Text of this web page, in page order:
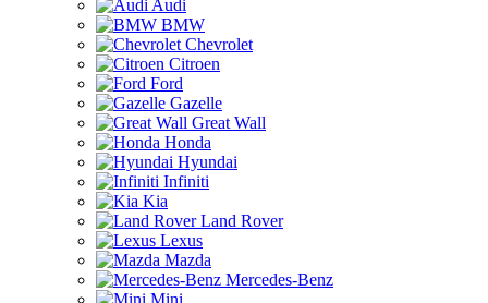
Audi
BMW
Chevrolet
Citroen
Ford
Gazelle
Great Wall
Honda
Hyundai
Infiniti
Kia
Land Rover
Lexus
Mazda
Mercedes-Benz
Mini